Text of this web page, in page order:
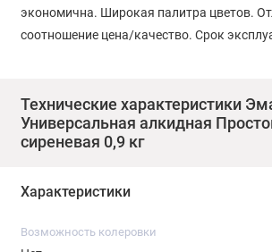
экономична. Широкая палитра цветов.
соотношение цена/качество. Срок
ржавчины, окалины, жировых и других
Впадины и неровности выровнять
Загрунтовать подготовленные и
слои старой краски удалить скребком или
пыль от шлифовки удалить. Перед
Технические характеристики
Универсальная алкидная
сиреневая 0,9 кг
Характеристики
Возможность колеровки